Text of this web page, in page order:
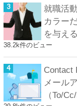
就職活
カラー
を与え
38.2k件のビュー
Contact
メール
（To/